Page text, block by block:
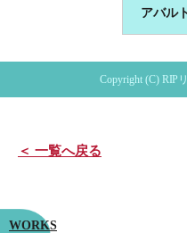
アバル
Copyright (C) RIP
＜ 一覧へ戻る
WORKS